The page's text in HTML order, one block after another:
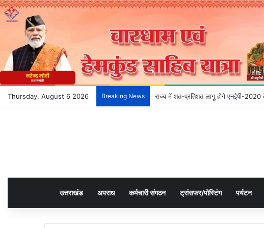
Thursday, August 6 2026 Breaking News राज्य में शत-प्रतिशत लागू होंगे एनईपी-2020
उत्तराखंड अपराध कर्मचारी संगठन ट्रांसफर/पोस्टिंग पर्यटन